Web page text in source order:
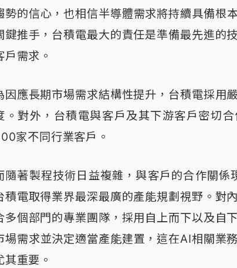
勢的信心，也相信半導體需求將持續具備根
鍵推手，台積電最大的責任是準備最先進的
戶需求。
因應長期市場需求結構性提升，台積電採用
。對外，台積電與客戶及其下游客戶密切
家不同行業客戶。
隨著製程技術日益複雜，與客戶的合作關係
積電取得業界最深最廣的產能規劃視野。對
多個部門的專業團隊，採用自上而下以及自
場需求並決定適當產能建置，這在AI相關業
其重要。